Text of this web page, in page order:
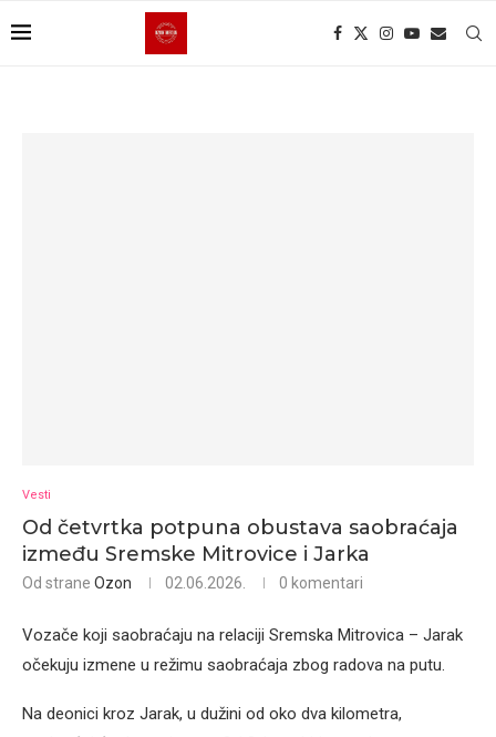
Vesti
Od četvrtka potpuna obustava saobraćaja
između Sremske Mitrovice i Jarka
Od strane Ozon 02.06.2026. 0 komentari
Vozače koji saobraćaju na relaciji Sremska Mitrovica – Jarak
očekuju izmene u režimu saobraćaja zbog radova na putu.
Na deonici kroz Jarak, u dužini od oko dva kilometra,